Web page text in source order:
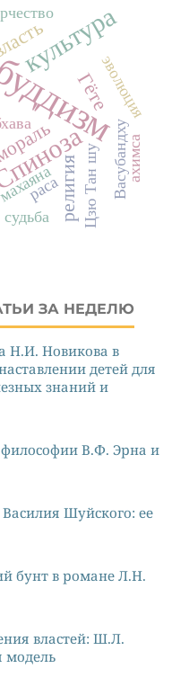
культура
Гёте
религия Васубандху
эволюция
раса
ахимса
Цзю Тан шу
судьба
ЗА НЕДЕЛЮ
Н.И. Новикова в
детей для
знаний и
В.Ф. Эрна и
Шуйского: ее
бунт в романе Л.Н.
властей: Ш.Л.
модель